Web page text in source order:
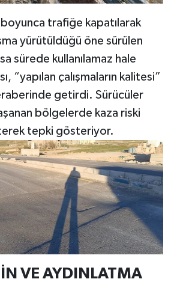
trafiğe kapatılarak
yürütüldüğü öne sürülen
sürede kullanılamaz hale
“yapılan çalışmaların kalitesi”
getirdi. Sürücüler
bölgelerde kaza riski
tepki gösteriyor.
VE AYDINLATMA